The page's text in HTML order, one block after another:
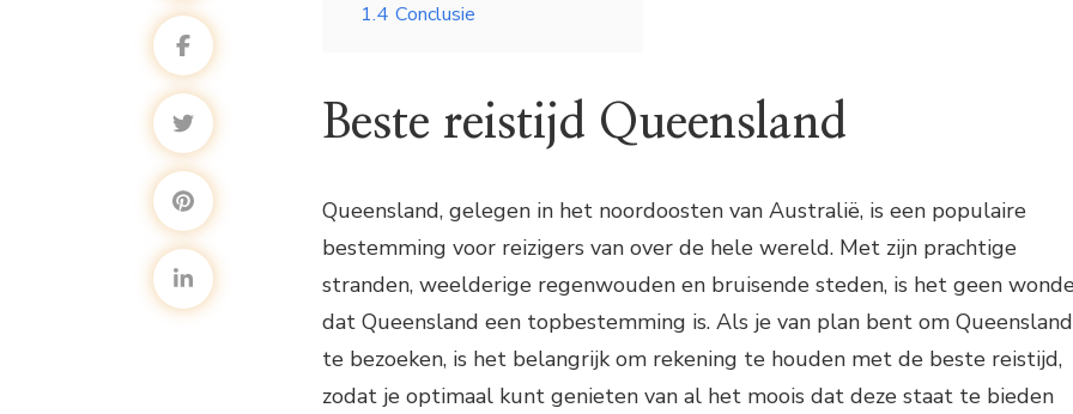
1.4 Conclusie
Beste reistijd Queensland
Queensland, gelegen in het noordoosten van Australië, is een populaire
bestemming voor reizigers van over de hele wereld. Met zijn prachtige
stranden, weelderige regenwouden en bruisende steden, is het geen
dat Queensland een topbestemming is. Als je van plan bent om Queensland
te bezoeken, is het belangrijk om rekening te houden met de beste reistijd,
zodat je optimaal kunt genieten van al het moois dat deze staat te bieden